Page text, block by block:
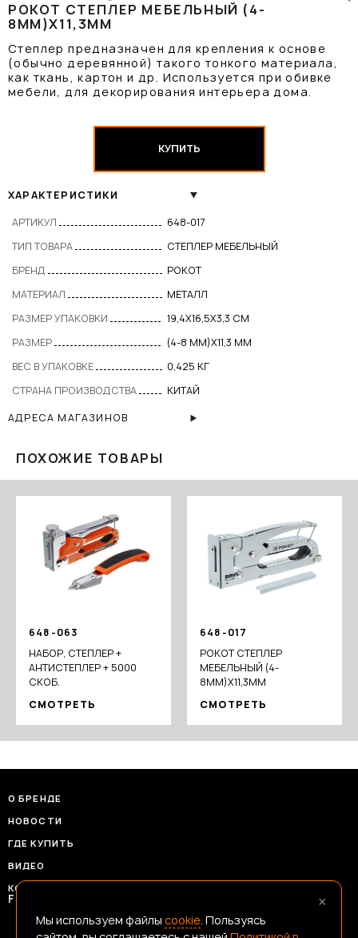
РОКОТ СТЕПЛЕР МЕБЕЛЬНЫЙ (4-
8ММ)Х11,3ММ
Степлер предназначен для крепления к основе
(обычно деревянной) такого тонкого материала,
как ткань, картон и др. Используется при обивке
мебели, для декорирования интерьера дома.
КУПИТЬ
ХАРАКТЕРИСТИКИ
АРТИКУЛ
648-017
ТИП ТОВАРА
СТЕПЛЕР МЕБЕЛЬНЫЙ
БРЕНД
РОКОТ
МАТЕРИАЛ
МЕТАЛЛ
РАЗМЕР УПАКОВКИ
19,4X16,5X3,3 СМ
РАЗМЕР
(4-8 ММ)Х11,3 ММ
ВЕС В УПАКОВКЕ
0,425 КГ
СТРАНА ПРОИЗВОДСТВА
КИТАЙ
АДРЕСА МАГАЗИНОВ
ПОХОЖИЕ ТОВАРЫ
648-063
НАБОР, СТЕПЛЕР +
АНТИСТЕПЛЕР + 5000
СКОБ.
СМОТРЕТЬ
648-017
РОКОТ СТЕПЛЕР
МЕБЕЛЬНЫЙ (4-
8ММ)Х11,3ММ
СМОТРЕТЬ
О БРЕНДЕ
НОВОСТИ
ГДЕ КУПИТЬ
ВИДЕО
КОНТАКТЫ
FRANSHIZAERMAK@CONSTANTA-T.RU ×
Мы используем файлы cookie. Пользуясь